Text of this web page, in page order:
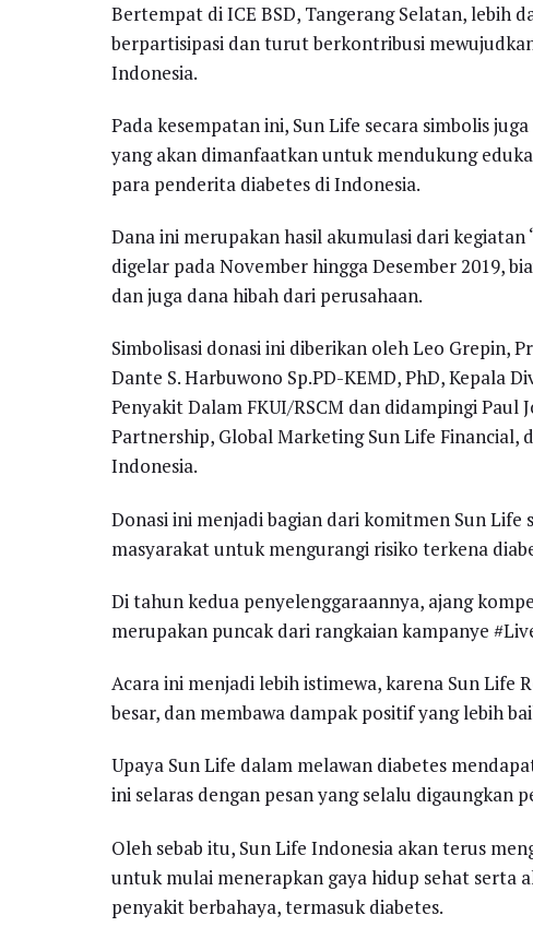
Bertempat di ICE BSD, Tangerang Selatan, lebih
berpartisipasi dan turut berkontribusi
Indonesia.
Pada kesempatan ini, Sun Life secara simbolis
yang akan dimanfaatkan untuk mendukung
para penderita diabetes di Indonesia.
Dana ini merupakan hasil akumulasi dari
digelar pada November hingga Desember 2019,
dan juga dana hibah dari perusahaan.
Simbolisasi donasi ini diberikan oleh Leo Grepin,
Dante S. Harbuwono Sp.PD-KEMD, PhD, Kepala
Penyakit Dalam FKUI/RSCM dan didampingi Paul
Partnership, Global Marketing Sun Life Financial,
Indonesia.
Donasi ini menjadi bagian dari komitmen Sun
masyarakat untuk mengurangi risiko terkena
Di tahun kedua penyelenggaraannya, ajang
merupakan puncak dari rangkaian kampanye
Acara ini menjadi lebih istimewa, karena Sun Life
besar, dan membawa dampak positif yang lebih
Upaya Sun Life dalam melawan diabetes
ini selaras dengan pesan yang selalu digaungkan
Oleh sebab itu, Sun Life Indonesia akan terus
untuk mulai menerapkan gaya hidup sehat serta
penyakit berbahaya, termasuk diabetes.